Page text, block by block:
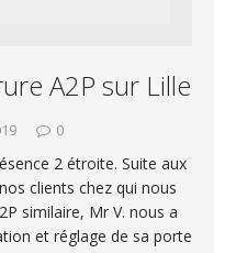
A2P sur Lille
0
2 étroite. Suite aux
clients chez qui nous
similaire, Mr V. nous a
et réglage de sa porte